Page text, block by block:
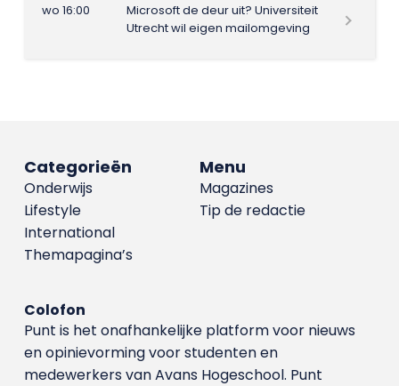
wo 16:00
Microsoft de deur uit? Universiteit
Utrecht wil eigen mailomgeving
Menu
Magazines
Tip de redactie
Categorieën
Onderwijs
Lifestyle
International
Themapagina’s
Colofon
Punt is het onafhankelijke platform voor nieuws
en opinievorming voor studenten en
medewerkers van Avans Hoge­school. Punt